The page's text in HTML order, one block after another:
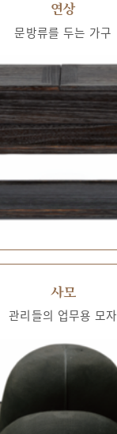
연상
문방류를 두는 가구
사모
관리들의 업무용 모자